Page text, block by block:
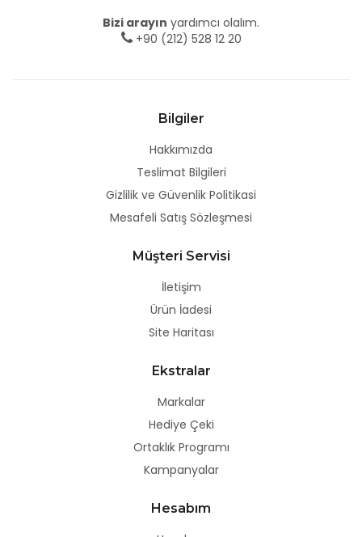
Bizi arayın yardımcı olalım.
+90 (212) 528 12 20
Bilgiler
Hakkımızda
Teslimat Bilgileri
Gizlilik ve Güvenlik Politikasi
Mesafeli Satış Sözleşmesi
Müşteri Servisi
İletişim
Ürün İadesi
Site Haritası
Ekstralar
Markalar
Hediye Çeki
Ortaklık Programı
Kampanyalar
Hesabım